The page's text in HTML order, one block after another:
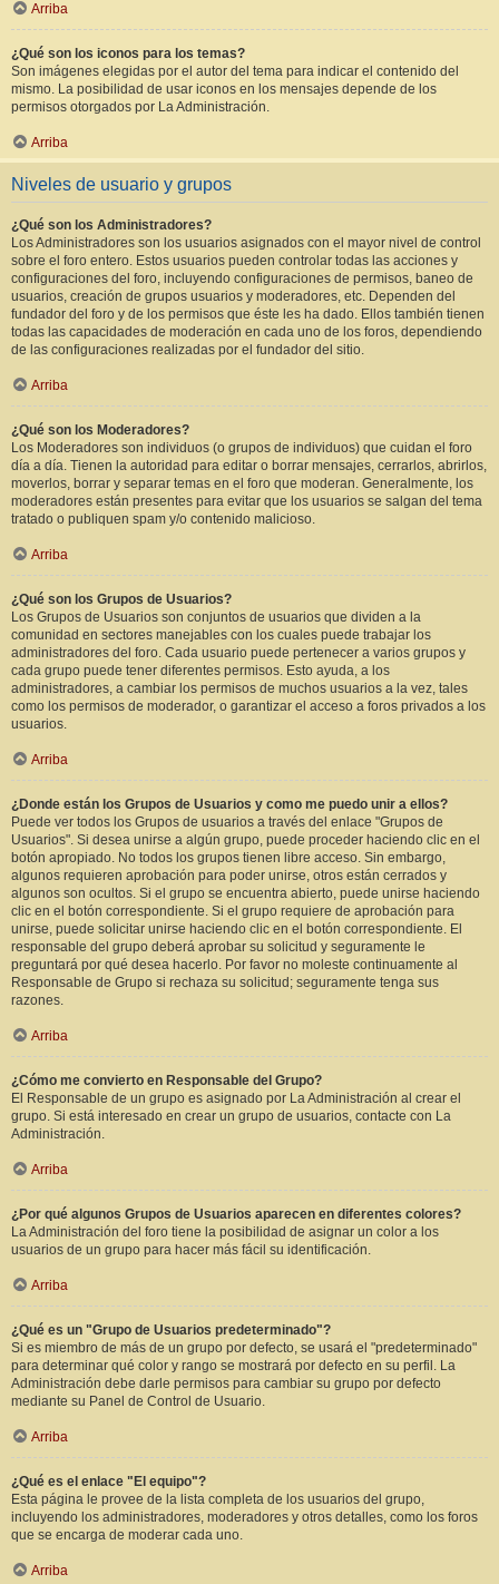
Arriba
¿Qué son los iconos para los temas?
Son imágenes elegidas por el autor del tema para indicar el contenido del
mismo. La posibilidad de usar iconos en los mensajes depende de los
permisos otorgados por La Administración.
Arriba
Niveles de usuario y grupos
¿Qué son los Administradores?
Los Administradores son los usuarios asignados con el mayor nivel de control
sobre el foro entero. Estos usuarios pueden controlar todas las acciones y
configuraciones del foro, incluyendo configuraciones de permisos, baneo de
usuarios, creación de grupos usuarios y moderadores, etc. Dependen del
fundador del foro y de los permisos que éste les ha dado. Ellos también tienen
todas las capacidades de moderación en cada uno de los foros, dependiendo
de las configuraciones realizadas por el fundador del sitio.
Arriba
¿Qué son los Moderadores?
Los Moderadores son individuos (o grupos de individuos) que cuidan el foro
día a día. Tienen la autoridad para editar o borrar mensajes, cerrarlos, abrirlos,
moverlos, borrar y separar temas en el foro que moderan. Generalmente, los
moderadores están presentes para evitar que los usuarios se salgan del tema
tratado o publiquen spam y/o contenido malicioso.
Arriba
¿Qué son los Grupos de Usuarios?
Los Grupos de Usuarios son conjuntos de usuarios que dividen a la
comunidad en sectores manejables con los cuales puede trabajar los
administradores del foro. Cada usuario puede pertenecer a varios grupos y
cada grupo puede tener diferentes permisos. Esto ayuda, a los
administradores, a cambiar los permisos de muchos usuarios a la vez, tales
como los permisos de moderador, o garantizar el acceso a foros privados a los
usuarios.
Arriba
¿Donde están los Grupos de Usuarios y como me puedo unir a ellos?
Puede ver todos los Grupos de usuarios a través del enlace "Grupos de
Usuarios". Si desea unirse a algún grupo, puede proceder haciendo clic en el
botón apropiado. No todos los grupos tienen libre acceso. Sin embargo,
algunos requieren aprobación para poder unirse, otros están cerrados y
algunos son ocultos. Si el grupo se encuentra abierto, puede unirse haciendo
clic en el botón correspondiente. Si el grupo requiere de aprobación para
unirse, puede solicitar unirse haciendo clic en el botón correspondiente. El
responsable del grupo deberá aprobar su solicitud y seguramente le
preguntará por qué desea hacerlo. Por favor no moleste continuamente al
Responsable de Grupo si rechaza su solicitud; seguramente tenga sus
razones.
Arriba
¿Cómo me convierto en Responsable del Grupo?
El Responsable de un grupo es asignado por La Administración al crear el
grupo. Si está interesado en crear un grupo de usuarios, contacte con La
Administración.
Arriba
¿Por qué algunos Grupos de Usuarios aparecen en diferentes colores?
La Administración del foro tiene la posibilidad de asignar un color a los
usuarios de un grupo para hacer más fácil su identificación.
Arriba
¿Qué es un "Grupo de Usuarios predeterminado"?
Si es miembro de más de un grupo por defecto, se usará el "predeterminado"
para determinar qué color y rango se mostrará por defecto en su perfil. La
Administración debe darle permisos para cambiar su grupo por defecto
mediante su Panel de Control de Usuario.
Arriba
¿Qué es el enlace "El equipo"?
Esta página le provee de la lista completa de los usuarios del grupo,
incluyendo los administradores, moderadores y otros detalles, como los foros
que se encarga de moderar cada uno.
Arriba